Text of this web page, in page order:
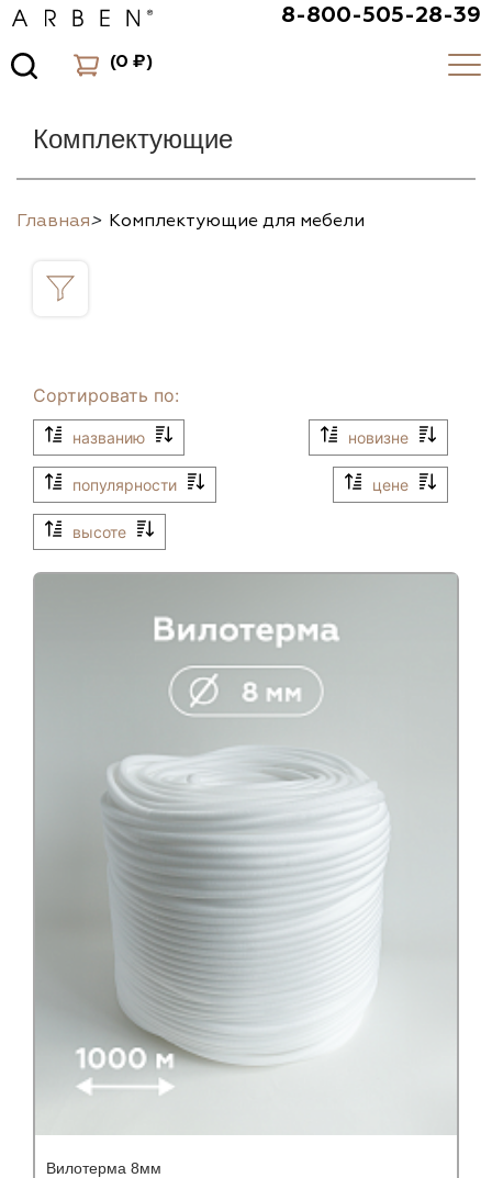
8-800-505-28-39
(0 ₽)
Комплектующие
Главная> Комплектующие для мебели
Сортировать по:
названию новизне
популярности цене
высоте
Вилотерма 8мм